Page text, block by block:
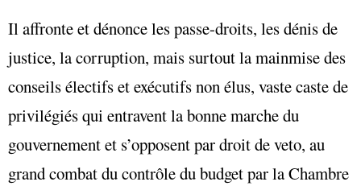
Il affronte et dénonce les passe-droits, les dénis de
justice, la corruption, mais surtout la mainmise des
conseils électifs et exécutifs non élus, vaste caste de
privilégiés qui entravent la bonne marche du
gouvernement et s’opposent par droit de veto, au
grand combat du contrôle du budget par la Chambre